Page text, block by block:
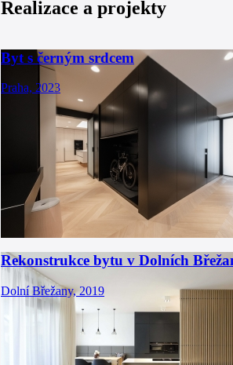
Realizace a projekty
Byt s černým srdcem
Praha, 2023
Rekonstrukce bytu v Dolních
Dolní Břežany, 2019